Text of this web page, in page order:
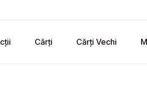
Cărți Cărți Vechi